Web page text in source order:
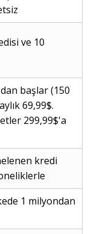
ve 10
başlar (150
69,99$.
299,99$'a
kredi
1 milyondan